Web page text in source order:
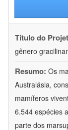
Título do
gênero
Resumo: Os
Australásia,
mamíferos
6.544 espécies
parte dos